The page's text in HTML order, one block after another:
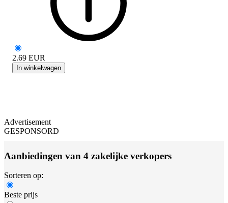
2.69 EUR
In winkelwagen
Advertisement
GESPONSORD
Aanbiedingen van 4 zakelijke verkopers
Sorteren op:
Beste prijs